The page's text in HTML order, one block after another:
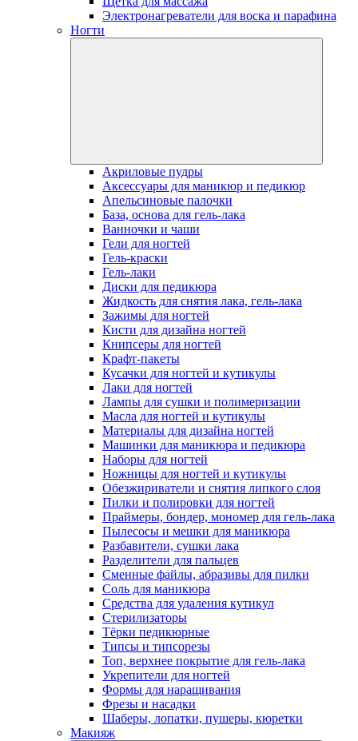
Электронагреватели для воска и парафина
Ногти
Акриловые пудры
Аксессуары для маникюр и педикюр
Апельсиновые палочки
База, основа для гель-лака
Ванночки и чаши
Гели для ногтей
Гель-краски
Гель-лаки
Диски для педикюра
Жидкость для снятия лака, гель-лака
Зажимы для ногтей
Кисти для дизайна ногтей
Книпсеры для ногтей
Крафт-пакеты
Кусачки для ногтей и кутикулы
Лаки для ногтей
Лампы для сушки и полимеризации
Масла для ногтей и кутикулы
Материалы для дизайна ногтей
Машинки для маникюра и педикюра
Наборы для ногтей
Ножницы для ногтей и кутикулы
Обезжириватели и снятия липкого слоя
Пилки и полировки для ногтей
Праймеры, бондер, мономер для гель-лака
Пылесосы и мешки для маникюра
Разбавители, сушки лака
Разделители для пальцев
Сменные файлы, абразивы для пилки
Соль для маникюра
Средства для удаления кутикул
Стерилизаторы
Тёрки педикюрные
Типсы и типсорезы
Топ, верхнее покрытие для гель-лака
Укрепители для ногтей
Формы для наращивания
Фрезы и насадки
Шаберы, лопатки, пушеры, кюретки
Макияж